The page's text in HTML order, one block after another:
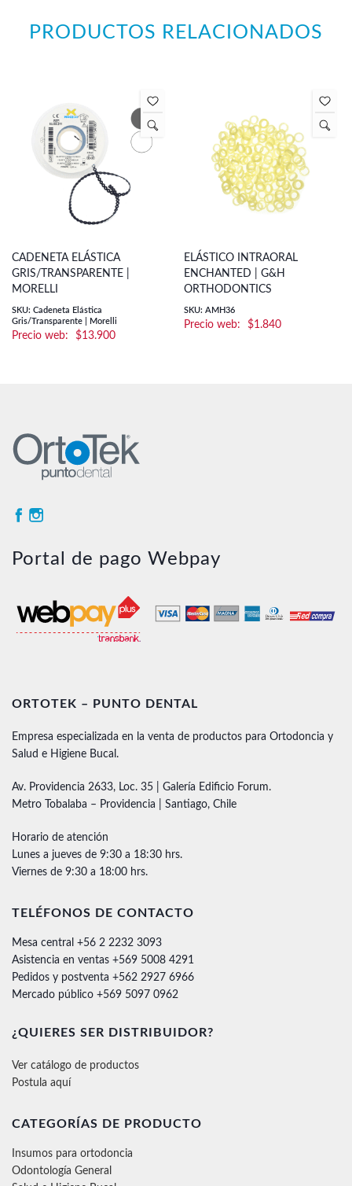
PRODUCTOS RELACIONADOS
CADENETA ELÁSTICA
GRIS/TRANSPARENTE |
MORELLI
SKU: Cadeneta Elástica
Gris/Transparente | Morelli
$13.900
ELÁSTICO INTRAORAL
ENCHANTED | G&H
ORTHODONTICS
SKU: AMH36
$1.840
Portal de pago Webpay
ORTOTEK – PUNTO DENTAL
Empresa especializada en la venta de productos para Ortodoncia y
Salud e Higiene Bucal.
Av. Providencia 2633, Loc. 35 | Galería Edificio Forum.
Metro Tobalaba – Providencia | Santiago, Chile
Horario de atención
Lunes a jueves de 9:30 a 18:30 hrs.
Viernes de 9:30 a 18:00 hrs.
TELÉFONOS DE CONTACTO
Mesa central +56 2 2232 3093
Asistencia en ventas +569 5008 4291
Pedidos y postventa +562 2927 6966
Mercado público +569 5097 0962
¿QUIERES SER DISTRIBUIDOR?
Ver catálogo de productos
Postula aquí
CATEGORÍAS DE PRODUCTO
Insumos para ortodoncia
Odontología General